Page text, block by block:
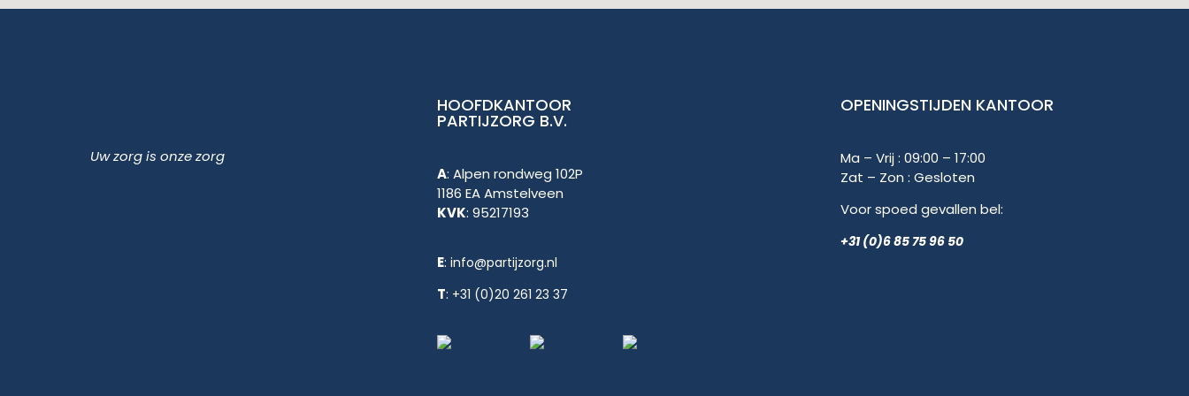
Uw zorg is onze zorg
HOOFDKANTOOR
PARTIJZORG B.V.
A: Alpen rondweg 102P
1186 EA Amstelveen
KVK: 95217193
E:info@partijzorg.nl
T: +31 (0)20 261 23 37
OPENINGSTIJDEN KANTOOR
Ma – Vrij : 09:00 – 17:00
Zat – Zon : Gesloten
Voor spoed gevallen bel:
+31 (0)6 85 75 96 50